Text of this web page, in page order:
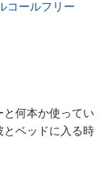
コールフリー
と何本か使ってい
とベッドに入る時